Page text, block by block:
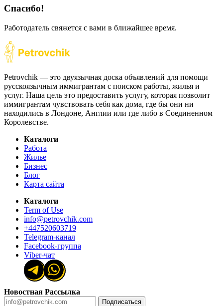
Спасибо!
Работодатель свяжется с вами в ближайшее время.
Petrovchik — это двуязычная доска объявлений для помощи
русскоязычным иммигрантам с поиском работы, жилья и
услуг. Наша цель это предоставить услугу, которая позволит
иммигрантам чувствовать себя как дома, где бы они ни
находились в Лондоне, Англии или где либо в Соединенном
Королевстве.
Каталоги
Работа
Жилье
Бизнес
Блог
Карта сайта
Каталоги
Term of Use
info@petrovchik.com
+447520603719
Telegram-канал
Facebook-группа
Viber-чат
Новостная Рассылка
Подписаться